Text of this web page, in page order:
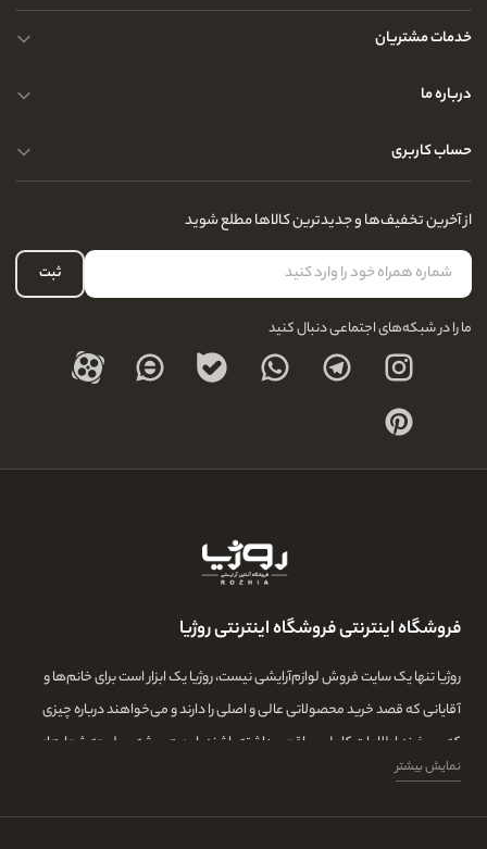
خدمات مشتریان
حریم خصوصی کاربران
تماس با ما
درباره ما
سوالات متداول
آدرس فروشگاه
نحوه ارسال کالا
نحوه بازگشت کالا
درباره ما
حساب کاربری
لیست علاقه‌مندی
حساب کاربری
از آخرین تخفیف‌ها و جدیدترین کالاها مطلع شوید
ثبت
ما را در شبکه‌های اجتماعی دنبال کنید
فروشگاه اینترنتی فروشگاه اینترنتی روژیا
روژیا تنها یک سایت فروش لوازم‌آرایشی نیست، روژیا یک ابزار است برای خانم‌ها و
آقایانی که قصد خرید محصولاتی عالی و اصلی را دارند و می‌خواهند درباره چیزی
که می‌خرند اطلاعات کامل و واقعی داشته باشند. این همیشه سرلوحه شعارهای
روژیا بوده و ما در این مجموعه تمامی تلاشمان این است که مشتری‌هایمان بتوانند
نمایش بیشتر